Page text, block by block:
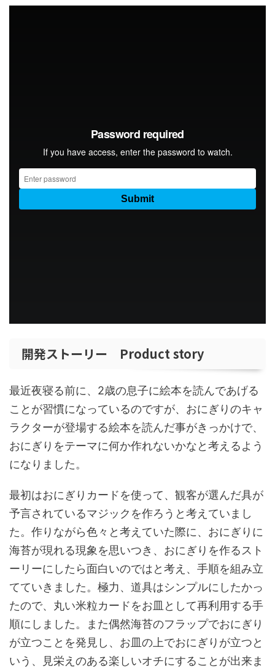
開発ストーリー Product story
最近夜寝る前に、2歳の息子に絵本を読んであげる
ことが習慣になっているのですが、おにぎりのキャ
ラクターが登場する絵本を読んだ事がきっかけで、
おにぎりをテーマに何か作れないかなと考えるよう
になりました。
最初はおにぎりカードを使って、観客が選んだ具が
予言されているマジックを作ろうと考えていまし
た。作りながら色々と考えていた際に、おにぎりに
海苔が現れる現象を思いつき、おにぎりを作るスト
ーリーにしたら面白いのではと考え、手順を組み立
てていきました。極力、道具はシンプルにしたかっ
たので、丸い米粒カードをお皿として再利用する手
順にしました。また偶然海苔のフラップでおにぎり
が立つことを発見し、お皿の上でおにぎりが立つと
いう、見栄えのある楽しいオチにすることが出来ま